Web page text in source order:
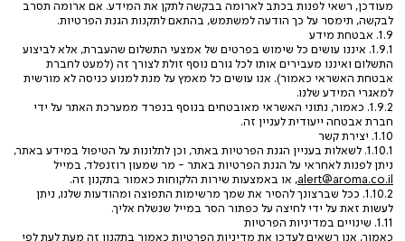
מעודכן, רשאי לפנות בכתב לארומה בבקשה לתקן את המידע. אם ארומה תסרב
לבקשה, תימסר על כך הודעה למשתמש, בהתאם לתקנות הגנת הפרטיות.
1.9. אבטחת מידע
1.9.1. איננו עושים כל שימוש בפרטים של אמצעי התשלום שהעברת, אלא לביצוע
התשלום ואיננו מעבירים אותו לכל גורם נוסף זולת לצורך זה (למעט לחברת
אבטחת האשראי כאמור). אנו עושים כל מאמץ על מנת למנוע כניסה לא מורשית
למאגרי המידע שלנו.
1.9.2. כאמור, נתוני האשראי מאובטחים בנוסף בנפרד ממערכת האתר על ידי
חברת אבטחה ייעודית לעניין זה.
1.10. יצירת קשר
1.10.1. לשאלות בעניין הגנת הפרטיות באתר, וכן לתלונות על הטיפול במידע באתר,
ניתן לפנות לאחראי על הגנת הפרטיות באתר - מר שמעון רוזנפלד, במייל
alert@aroma.co.il, או באמצעות שירות הלקוחות כאמור בתקנון זה.
1.10.2. ככל שברצונך להסיר את שמך מרשימות התפוצה ומהודעות שלנו, ניתן
לעשות זאת על ידי לחיצה על כפתור הסר במייל שנשלח אליך.
1.11. שינויים במדיניות הפרטיות
כאמור, אנו רשאים לעדכן את מדיניות הפרטיות כאמור בתקנון זה מעת לעת לפי